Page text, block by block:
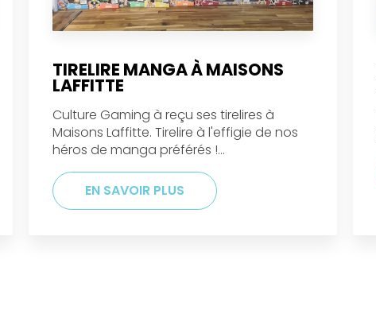
TIRELIRE MANGA À MAISONS
LAFFITTE
Culture Gaming à reçu ses tirelires à
Maisons Laffitte. Tirelire à l'effigie de nos
héros de manga préférés !...
EN SAVOIR PLUS